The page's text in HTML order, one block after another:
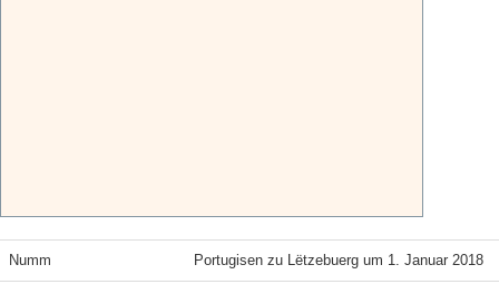
Numm Portugisen zu Lëtzebuerg um 1. Januar 2018